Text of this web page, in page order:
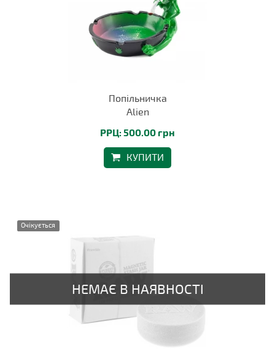
Попільничка
Alien
РРЦ: 500.00 грн
КУПИТИ
Очікується